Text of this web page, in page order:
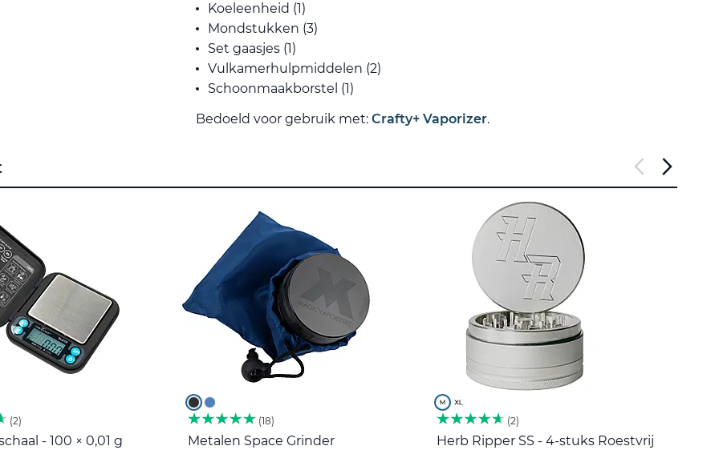
Koeleenheid (1)
Mondstukken (3)
Set gaasjes (1)
Vulkamerhulpmiddelen (2)
Schoonmaakborstel (1)
Bedoeld voor gebruik met: Crafty+ Vaporizer.
2
- 100 × 0,01 g
18
Metalen Space Grinder
2
Herb Ripper SS - 4-stuks Roestvrij